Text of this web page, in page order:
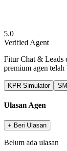
5.0
Verified Agent
Fitur Chat & Leads
premium agen telah
KPR Simulator
Ulasan Agen
+ Beri Ulasan
Belum ada ulasan